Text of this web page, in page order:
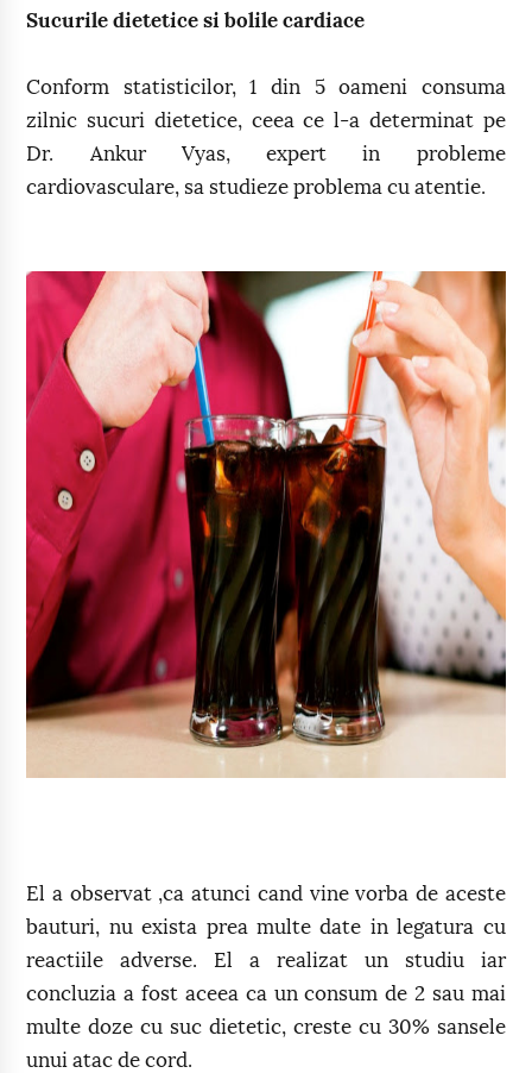
Sucurile dietetice si bolile cardiace
Conform statisticilor, 1 din 5 oameni consuma
zilnic sucuri dietetice, ceea ce l-a determinat pe
Dr. Ankur Vyas, expert in probleme
cardiovasculare, sa studieze problema cu atentie.
El a observat ,ca atunci cand vine vorba de aceste
bauturi, nu exista prea multe date in legatura cu
reactiile adverse. El a realizat un studiu iar
concluzia a fost aceea ca un consum de 2 sau mai
multe doze cu suc dietetic, creste cu 30% sansele
unui atac de cord.